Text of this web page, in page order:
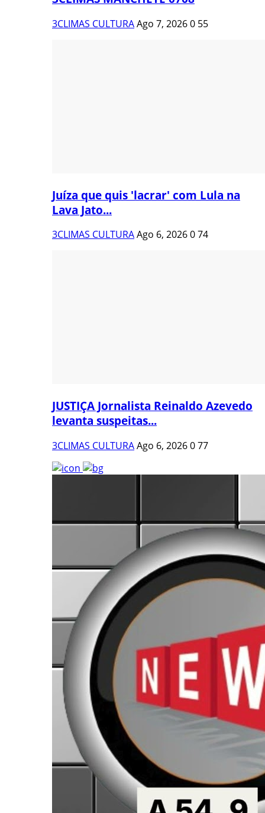
3CLIMAS CULTURAAgo 7, 20260 55
Juíza que quis 'lacrar' com Lula na
Lava Jato...
3CLIMAS CULTURAAgo 6, 2026074
JUSTIÇA Jornalista Reinaldo Azevedo
levanta suspeitas...
3CLIMAS CULTURAAgo 6, 2026077